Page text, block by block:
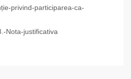
privind-participarea-ca-
Nota-justificativa